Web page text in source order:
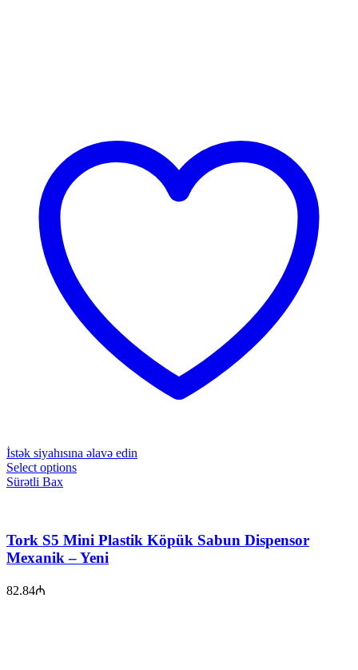
İstək siyahısına əlavə edin
Select options
Sürətli Bax
Tork S5 Mini Plastik Köpük Sabun Dispensor
Mexanik – Yeni
82.84₼